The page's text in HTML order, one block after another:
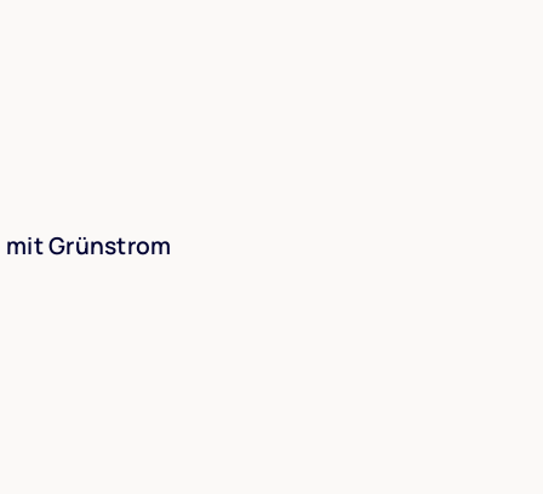
mit Grünstrom